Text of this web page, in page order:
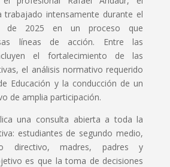
trabajado intensamente durante el
de 2025 en un proceso que
líneas de acción. Entre las
el fortalecimiento de las
el análisis normativo requerido
Educación y la conducción de un
de amplia participación.
una consulta abierta a toda la
estudiantes de segundo medio,
directivo, madres, padres y
es que la toma de decisiones